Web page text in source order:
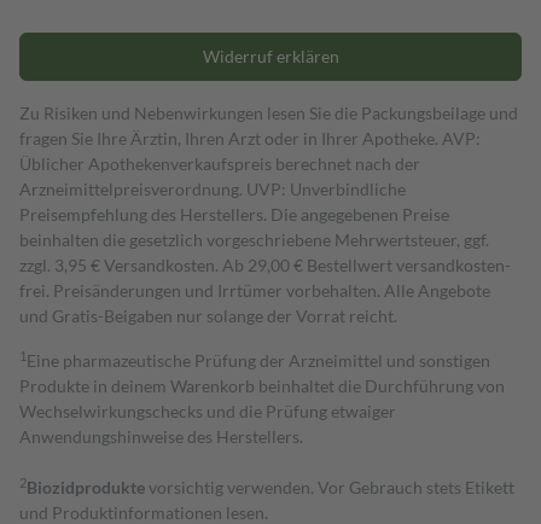
Widerruf erklären
Zu Risiken und Nebenwirkungen lesen Sie die Packungsbeilage und
fragen Sie Ihre Ärztin, Ihren Arzt oder in Ihrer Apotheke. AVP:
Üblicher Apothekenverkaufspreis berechnet nach der
Arzneimittelpreisverordnung. UVP: Unverbindliche
Preisempfehlung des Herstellers. Die angegebenen Preise
beinhalten die gesetzlich vorgeschriebene Mehrwertsteuer, ggf.
zzgl. 3,95 € Versandkosten. Ab 29,00 € Bestell­wert versand­kosten­
frei. Preisänderungen und Irrtümer vorbehalten. Alle Angebote
und Gratis-Beigaben nur solange der Vorrat reicht.
1 Eine pharmazeutische Prüfung der Arzneimittel und sonstigen
Produkte in deinem Warenkorb beinhaltet die Durchführung von
Wechselwirkungschecks und die Prüfung etwaiger
Anwendungshinweise des Herstellers.
2Biozidproduktevorsichtig verwenden. Vor Gebrauch stets Etikett
und Produktinformationen lesen.